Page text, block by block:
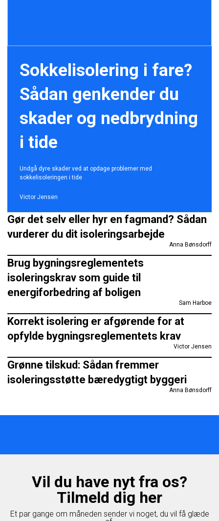
Sokkelisolering i fare?
Sådan genkender du
skader og nedbrydning
i tide
Undgå dyre skader ved at opdage problemer med
sokkelisoleringen i tide
Victor Jensen
Gør det selv eller hyr en fagmand? Sådan
vurderer du dit isoleringsarbejde
Anna Bønsdorff
Brug bygningsreglementets
isoleringskrav som guide til
energiforbedring af boligen
Sam Harboe
Korrekt isolering er afgørende for at
opfylde bygningsreglementets krav
Victor Jensen
Grønne tilskud: Sådan fremmer
isoleringsstøtte bæredygtigt byggeri
Anna Bønsdorff
Vil du have nyt fra os?
Tilmeld dig her
Et par gange om måneden sender vi noget, du vil få glæde